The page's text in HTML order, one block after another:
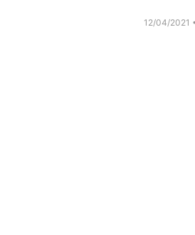
12/04/2021